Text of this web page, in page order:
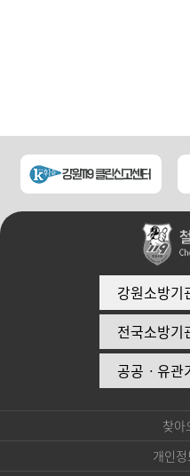
강원소방기
전국소방기
공공ㆍ유관
찾아
개인